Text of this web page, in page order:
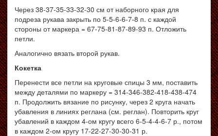
Через 38-37-35-33-32-30 см от наборного края для
подреза рукава закрыть по 5-5-6-6-7-8 п. с каждой
стороны от маркера = 67-75-81-87-89-93 п. Отложить
петли.
Аналогично вязать второй рукав.
Кокетка
Перенести все петли на круговые спицы 3 мм, поставить
между деталями по маркеру = 314-346-382-418-438-474
п. Продолжить вязание по рисунку, через 2 круга начать
убавления в линиях реглана (см. реглан). Повторить круг
убавлений в каждом 4-ом кругу всего 6-5-4-4-6-7 р., потом
в каждом 2-ом кругу 17-22-27-30-30-31 р.